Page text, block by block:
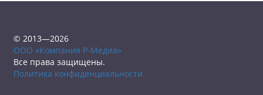
© 2013—2026
ООО «Компания Р-Медиа»
Все права защищены.
Политика конфиденциальности